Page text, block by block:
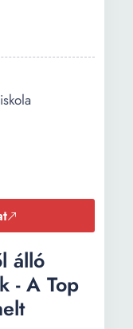
álló
- A Top